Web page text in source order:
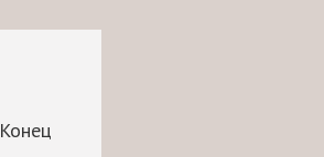
Конец